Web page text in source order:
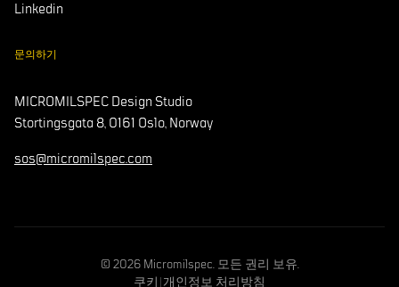
Linkedin
문의하기
MICROMILSPEC Design Studio
Stortingsgata 8, 0161 Oslo, Norway
sos@micromilspec.com
© 2026 Micromilspec. 모든 권리 보유.
쿠키
개인정보 처리방침